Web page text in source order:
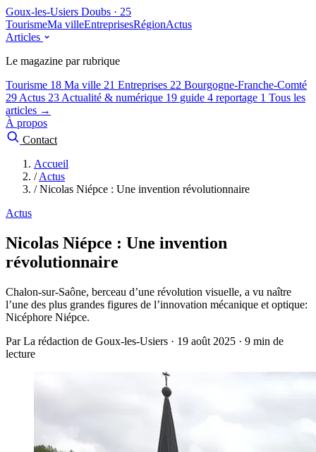
Goux-les-Usiers Doubs · 25
TourismeMa villeEntreprisesRégionActus
Articles
Le magazine par rubrique
Tourisme 18 Ma ville 21 Entreprises 22 Bourgogne-Franche-Comté
29 Actus 23 Actualité & numérique 19 guide 4 reportage 1 Tous les
articles →
À propos
Contact
Accueil
/ Actus
/ Nicolas Niépce : Une invention révolutionnaire
Actus
Nicolas Niépce : Une invention
révolutionnaire
Chalon-sur-Saône, berceau d’une révolution visuelle, a vu naître
l’une des plus grandes figures de l’innovation mécanique et optique:
Nicéphore Niépce.
Par La rédaction de Goux-les-Usiers · 19 août 2025 · 9 min de
lecture